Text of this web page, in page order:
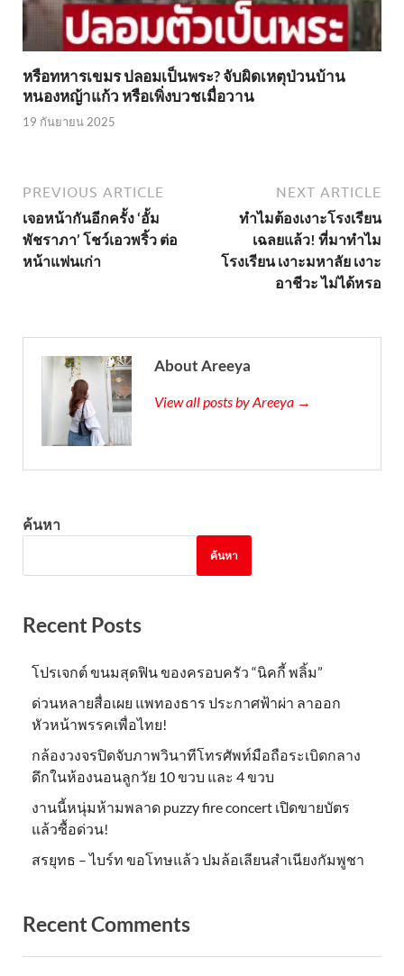
หรือทหารเขมร ปลอมเป็นพระ? จับผิดเหตุป่วนบ้าน
หนองหญ้าแก้ว หรือเพิ่งบวชเมื่อวาน
19 กันยายน 2025
PREVIOUS ARTICLE
เจอหน้ากันอีกครั้ง ‘อั้ม
พัชราภา’ โชว์เอวพริ้ว ต่อ
หน้าแฟนเก่า
NEXT ARTICLE
ทำไมต้องเงาะโรงเรียน
เฉลยแล้ว! ที่มาทำไม
โรงเรียน เงาะมหาลัย เงาะ
อาชีวะ ไม่ได้หรอ
About Areeya
View all posts by Areeya →
ค้นหา
ค้นหา
Recent Posts
โปรเจกต์ ขนมสุดฟิน ของครอบครัว “นิคกี้ พลิ้ม”
ด่วนหลายสื่อเผย แพทองธาร ประกาศฟ้าผ่า ลาออก
หัวหน้าพรรคเพื่อไทย!
กล้องวงจรปิดจับภาพวินาทีโทรศัพท์มือถือระเบิดกลาง
ดึกในห้องนอนลูกวัย 10 ขวบ และ 4 ขวบ
งานนี้หนุ่มห้ามพลาด puzzy fire concert เปิดขายบัตร
แล้วซื้อด่วน!
สรยุทธ – ไบร์ท ขอโทษแล้ว ปมล้อเลียนสำเนียงกัมพูชา
Recent Comments